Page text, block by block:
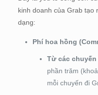
kinh doanh của Grab tạo
dạng:
Phí hoa hồng
Từ các chuyến
phần trăm
mỗi chuyến đi